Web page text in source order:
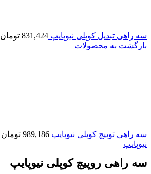
سه راهی تبدیل کوپلی نیوپایپ 831,424 تومان
بازگشت به محصولات
سه راهی توپیچ کوپلی نیوپایپ 989,186 تومان
نیوپایپ
سه راهی روپیچ کوپلی نیوپایپ